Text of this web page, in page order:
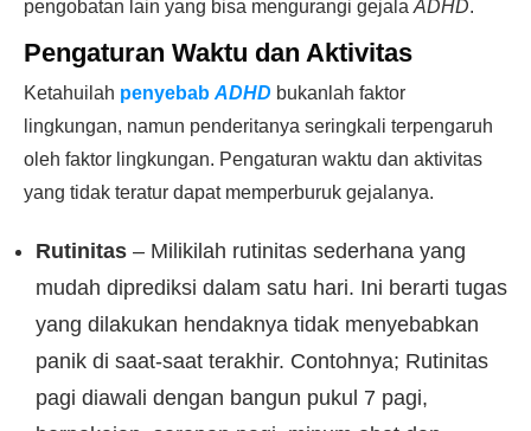
pengobatan lain yang bisa mengurangi gejala ADHD.
Pengaturan Waktu dan Aktivitas
Ketahuilah penyebab ADHD bukanlah faktor
lingkungan, namun penderitanya seringkali terpengaruh
oleh faktor lingkungan. Pengaturan waktu dan aktivitas
yang tidak teratur dapat memperburuk gejalanya.
Rutinitas – Milikilah rutinitas sederhana yang
mudah diprediksi dalam satu hari. Ini berarti tugas
yang dilakukan hendaknya tidak menyebabkan
panik di saat-saat terakhir. Contohnya; Rutinitas
pagi diawali dengan bangun pukul 7 pagi,